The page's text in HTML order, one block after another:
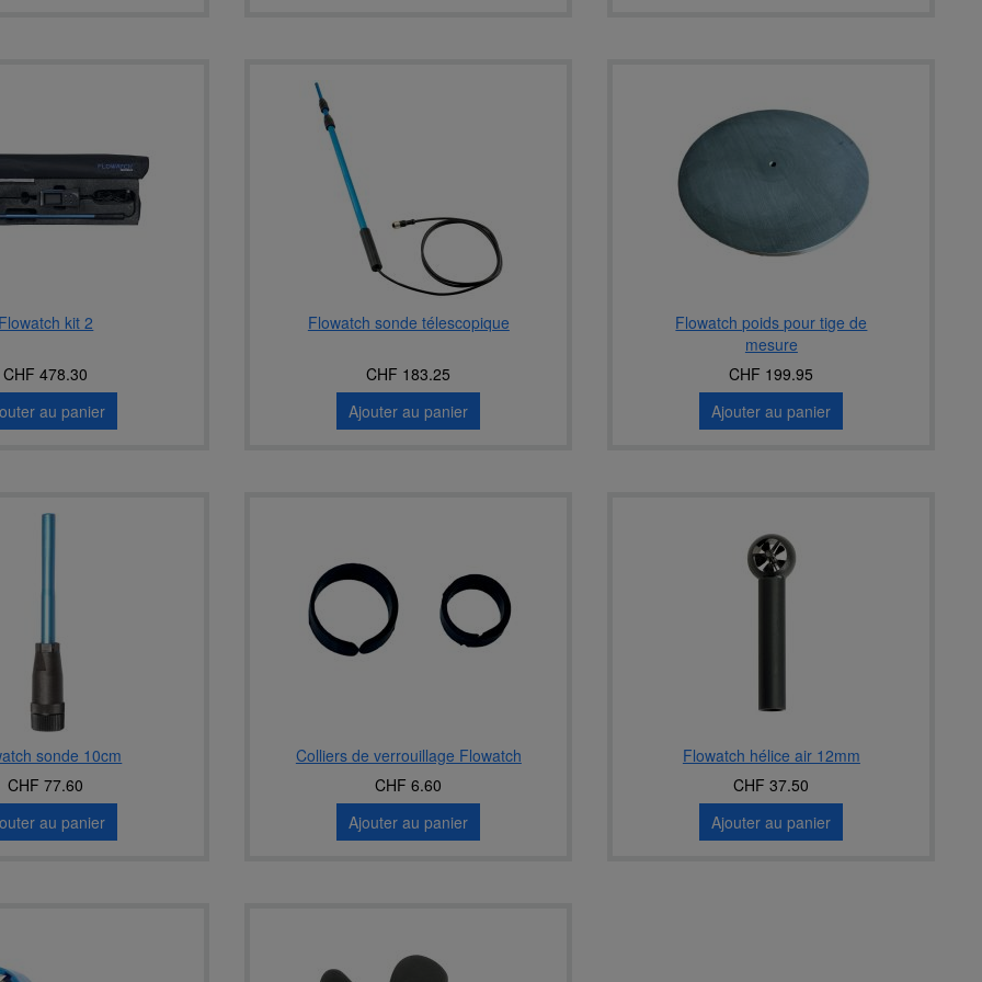
kit 2
CHF 478.30
au panier
Flowatch sonde télescopique
CHF 183.25
Ajouter au panier
Flowatch poids pour tige de
mesure
CHF 199.95
Ajouter au panier
sonde 10cm
CHF 77.60
au panier
Colliers de verrouillage Flowatch
CHF 6.60
Ajouter au panier
Flowatch hélice air 12mm
CHF 37.50
Ajouter au panier